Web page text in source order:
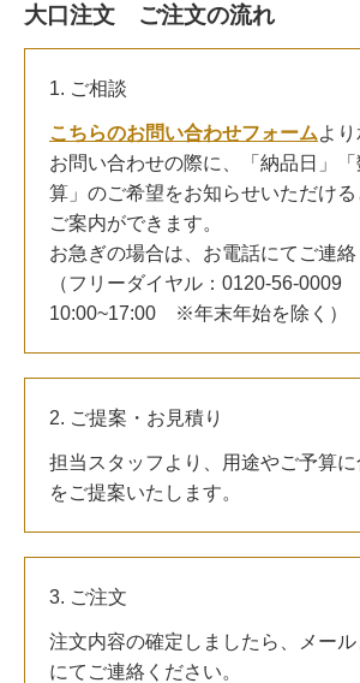
大口注文 ご注文の流れ
1. ご相談
こちらのお問い合わせフォームより
お問い合わせの際に、「納品日」
算」のご希望をお知らせいただけ
ご案内ができます。
お急ぎの場合は、お電話にてご連絡
（フリーダイヤル：0120-56-0009
10:00~17:00 ※年末年始を除く）
2. ご提案・お見積り
担当スタッフより、用途やご予算
をご提案いたします。
3. ご注文
注文内容の確定しましたら、メー
にてご連絡ください。